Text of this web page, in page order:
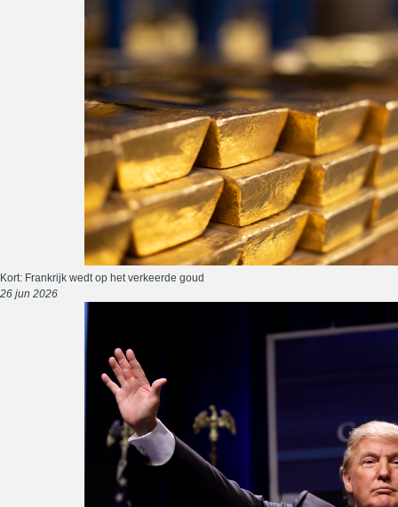
Kort: Frankrijk wedt op het verkeerde goud
26 jun 2026